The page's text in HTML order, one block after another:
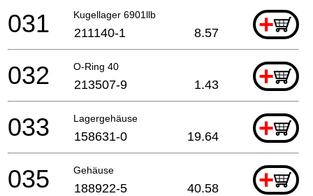
Kugellager 6901llb +
031 211140-1 8.57
O-Ring 40 +
032 213507-9 1.43
Lagergehäuse +
033 158631-0 19.64
Gehäuse +
035 188922-5 40.58